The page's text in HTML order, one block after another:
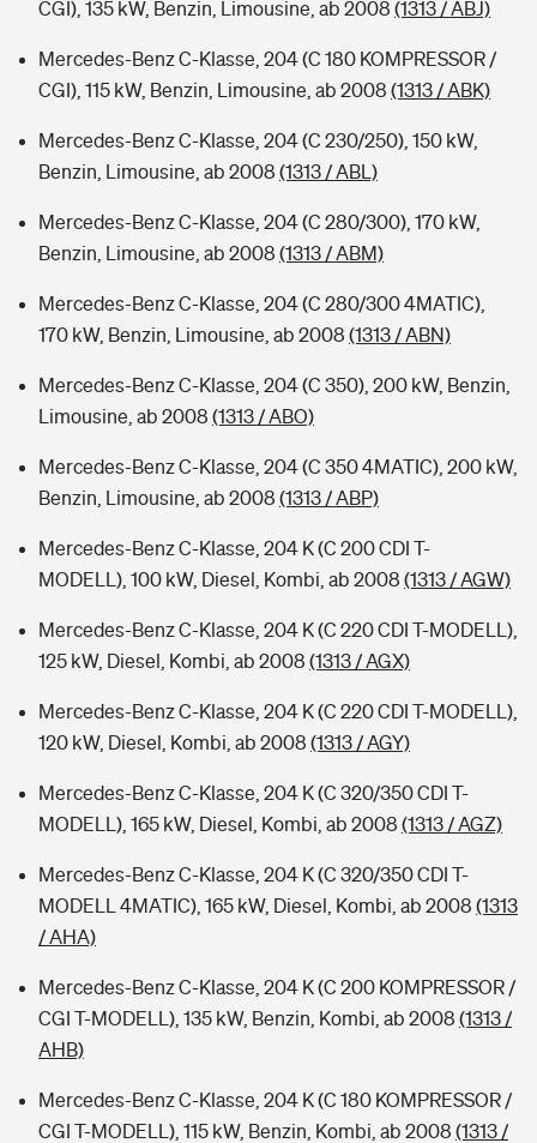
CGI), 135 kW, Benzin, Limousine, ab 2008 (1313 / ABJ)
Mercedes-Benz C-Klasse, 204 (C 180 KOMPRESSOR /
CGI), 115 kW, Benzin, Limousine, ab 2008 (1313 / ABK)
Mercedes-Benz C-Klasse, 204 (C 230/250), 150 kW,
Benzin, Limousine, ab 2008 (1313 / ABL)
Mercedes-Benz C-Klasse, 204 (C 280/300), 170 kW,
Benzin, Limousine, ab 2008 (1313 / ABM)
Mercedes-Benz C-Klasse, 204 (C 280/300 4MATIC),
170 kW, Benzin, Limousine, ab 2008 (1313 / ABN)
Mercedes-Benz C-Klasse, 204 (C 350), 200 kW, Benzin,
Limousine, ab 2008 (1313 / ABO)
Mercedes-Benz C-Klasse, 204 (C 350 4MATIC), 200 kW,
Benzin, Limousine, ab 2008 (1313 / ABP)
Mercedes-Benz C-Klasse, 204 K (C 200 CDI T-
MODELL), 100 kW, Diesel, Kombi, ab 2008 (1313 / AGW)
Mercedes-Benz C-Klasse, 204 K (C 220 CDI T-MODELL),
125 kW, Diesel, Kombi, ab 2008 (1313 / AGX)
Mercedes-Benz C-Klasse, 204 K (C 220 CDI T-MODELL),
120 kW, Diesel, Kombi, ab 2008 (1313 / AGY)
Mercedes-Benz C-Klasse, 204 K (C 320/350 CDI T-
MODELL), 165 kW, Diesel, Kombi, ab 2008 (1313 / AGZ)
Mercedes-Benz C-Klasse, 204 K (C 320/350 CDI T-
MODELL 4MATIC), 165 kW, Diesel, Kombi, ab 2008 (1313
/ AHA)
Mercedes-Benz C-Klasse, 204 K (C 200 KOMPRESSOR /
CGI T-MODELL), 135 kW, Benzin, Kombi, ab 2008 (1313 /
AHB)
Mercedes-Benz C-Klasse, 204 K (C 180 KOMPRESSOR /
CGI T-MODELL), 115 kW, Benzin, Kombi, ab 2008 (1313 /